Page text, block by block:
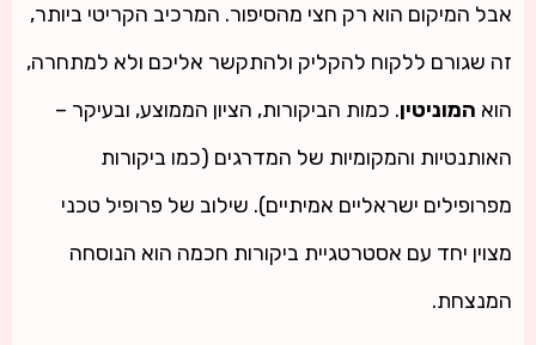
אבל המיקום הוא רק חצי מהסיפור. המרכיב הקריטי ביותר,
זה שגורם ללקוח להקליק ולהתקשר אליכם ולא למתחרה,
הוא המוניטין. כמות הביקורות, הציון הממוצע, ובעיקר –
האותנטיות והמקומיות של המדרגים (כמו ביקורות
מפרופילים ישראליים אמיתיים). שילוב של פרופיל טכני
מצוין יחד עם אסטרטגיית ביקורות חכמה הוא הנוסחה
המנצחת.